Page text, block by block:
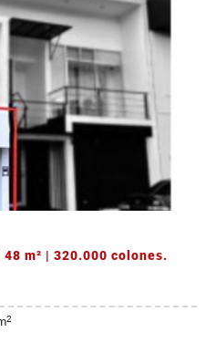
m² | 320.000 colones.
2